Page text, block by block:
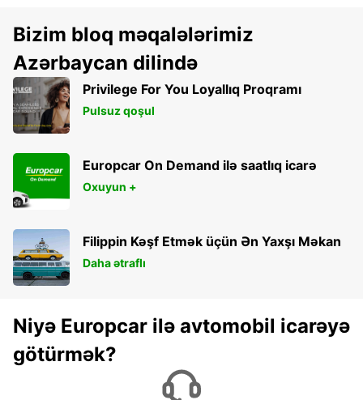
Bizim bloq məqalələrimiz
Azərbaycan dilində
Privilege For You Loyallıq Proqramı
Pulsuz qoşul
Europcar On Demand ilə saatlıq icarə
Oxuyun +
Filippin Kəşf Etmək üçün Ən Yaxşı Məkan
Daha ətraflı
Niyə Europcar ilə avtomobil icarəyə
götürmək?